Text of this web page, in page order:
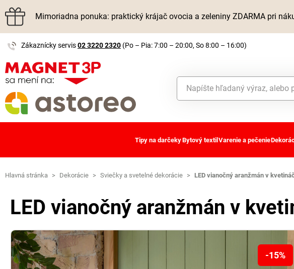
Mimoriadna ponuka: praktický krájač ovocia a zeleniny ZDARMA pri
Zákaznícky servis02 3220 2320 (Po – Pia: 7:00 – 20:00, So 8:00 – 16:00)
Tipy na darčekyBytový textil Varenie a pečenie
Hlavná stránka > Dekorácie > Sviečky a svetelné dekorácie > LED vianočný aranžmán v
LED vianočný aranžmán v
-15%